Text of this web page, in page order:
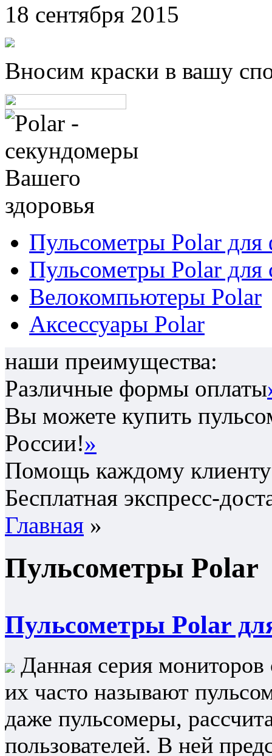
18 сентября 2015
Вносим краски в вашу
Пульсометры Polar для
Пульсометры Polar для
Велокомпьютеры Polar
Аксессуары Polar
наши преимущества:
Различные формы оплаты
Вы можете купить
России!»
Помощь каждому клиенту
Бесплатная экспресс-
Главная »
Пульсометры Polar
Пульсометры Polar
Данная серия мониторов
их часто называют
даже пульсомеры,
пользователей. В ней